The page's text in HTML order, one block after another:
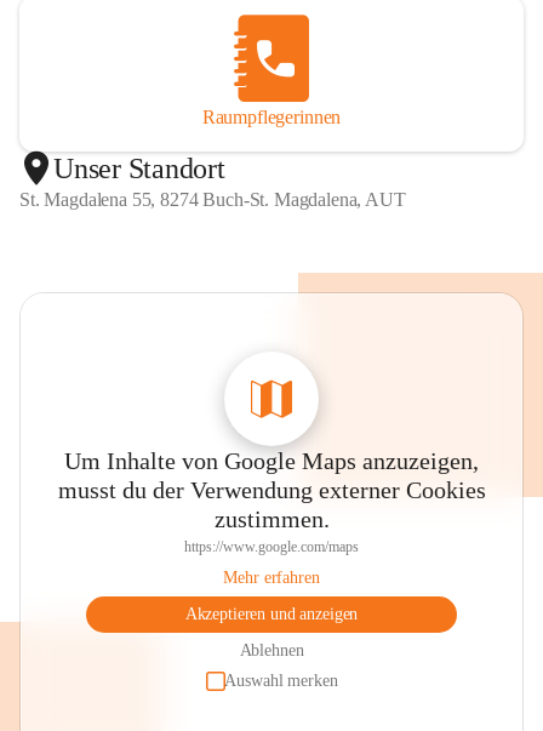
Raumpflegerinnen
Unser Standort
St. Magdalena 55, 8274 Buch-St. Magdalena, AUT
Um Inhalte von Google Maps anzuzeigen,
musst du der Verwendung externer Cookies
zustimmen.
https://www.google.com/maps
Mehr erfahren
Akzeptieren und anzeigen
Ablehnen
Auswahl merken